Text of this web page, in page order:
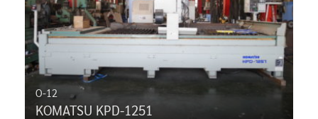
O-12
KOMATSU KPD-1251